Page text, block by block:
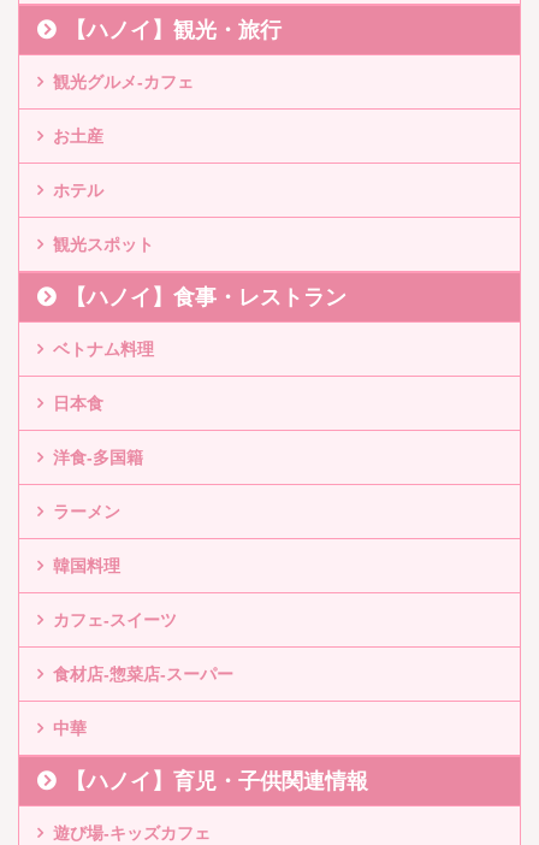
【ハノイ】観光・旅行
観光グルメ-カフェ
お土産
ホテル
観光スポット
【ハノイ】食事・レストラン
ベトナム料理
日本食
洋食-多国籍
ラーメン
韓国料理
カフェ-スイーツ
食材店-惣菜店-スーパー
中華
【ハノイ】育児・子供関連情報
遊び場-キッズカフェ